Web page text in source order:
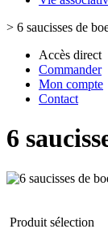
> 6 saucisses de
Accès direct
Commander
Mon compte
Contact
6
Produit sélection